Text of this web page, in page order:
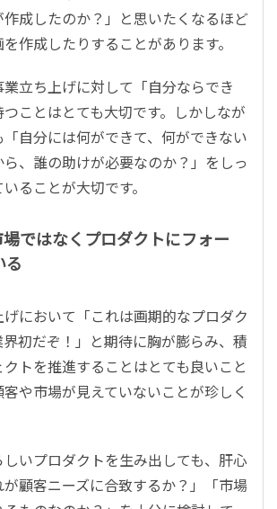
作成したのか？」と思いたくなるほど
作成したりすることがあります。
立ち上げに対して「自分ならでき
ことはとても大切です。しかしなが
自分には何ができて、何ができない
、誰の助けが必要なのか？」をしっ
ることが大切です。
ではなくプロダクトにフォー
る
において「これは画期的なプロダク
界初だぞ！」と期待に胸が膨らみ、積
トを推進することはとても良いこと
や市場が見えていないことが珍しく
しいプロダクトを生み出しても、肝心
顧客ニーズに合致するか？」「市場